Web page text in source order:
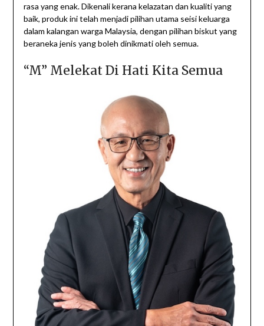
rasa yang enak. Dikenali kerana kelazatan dan kualiti yang
baik, produk ini telah menjadi pilihan utama seisi keluarga
dalam kalangan warga Malaysia, dengan pilihan biskut yang
beraneka jenis yang boleh dinikmati oleh semua.
“M” Melekat Di Hati Kita Semua